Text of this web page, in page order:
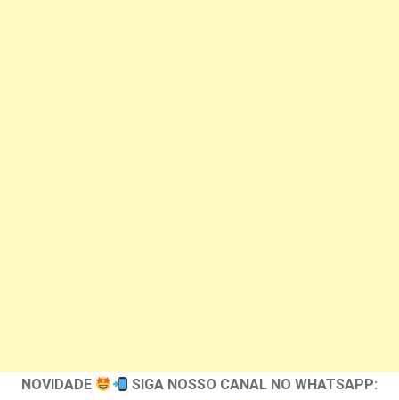
NOVIDADE
SIGA NOSSO CANAL NO WHATSAPP: